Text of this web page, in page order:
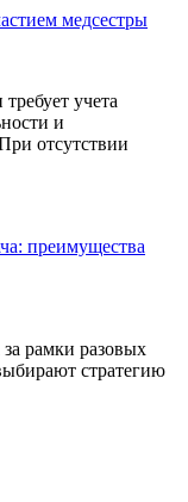
медсестры
учета
и
отсутствии
преимущества
рамки разовых
стратегию